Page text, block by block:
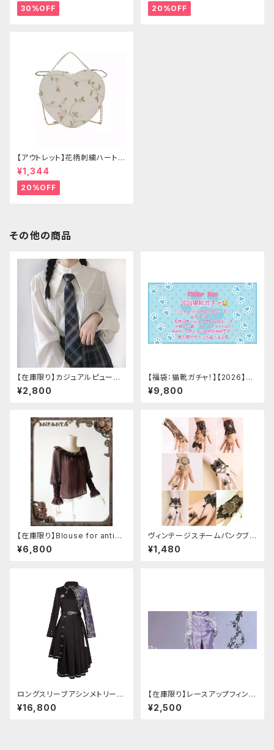
30%OFF
20%OFF
【アウトレット】花柄刺繍ハートバ
ッグ
¥1,344
20%OFF
その他の商品
【在庫限り】カジュアルピューリ
タンカラープレッピーブラウス
¥2,800
【福袋：猫靴ガチャ！】【2026】Mi
lky Rag 福袋
¥9,800
【在庫限り】Blouse for antiqu
e automaton
¥6,800
ヴィンテージスチームパンクブレ
スレット
¥1,480
ロングスリーブアシンメトリーチ
ャイナドレス
¥16,800
【在庫限り】レースアップフィンガ
ーレスカバー(パンクチャイナ)
¥2,500